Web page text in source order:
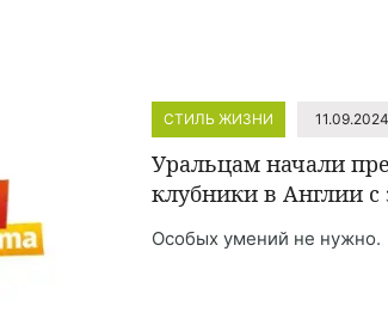
СТИЛЬ ЖИЗНИ
Уральцам начали
клубники в Англии с
Особых умений не нужно.